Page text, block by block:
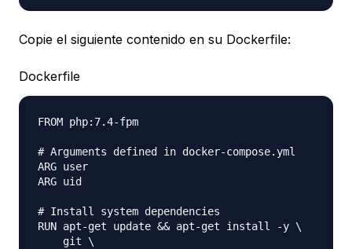
Copie el siguiente contenido en su Dockerfile:
Dockerfile
FROM php:7.4-fpm
# Arguments defined in docker-compose.yml
ARG user
ARG uid
# Install system dependencies
RUN apt-get update && apt-get install -y \
    git \